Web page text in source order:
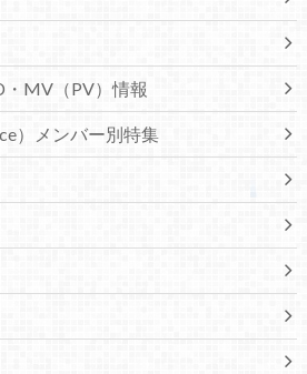
MV（PV）情報
）メンバー別特集